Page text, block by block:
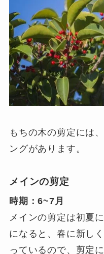
もちの木の剪定には
ングがあります。
メインの剪定
時期：6~7月
メインの剪定は初夏
になると、春に新し
っているので、剪定